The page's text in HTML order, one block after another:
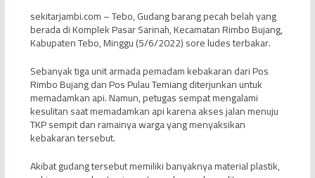
sekitarjambi.com – Tebo, Gudang barang pecah belah yang
berada di Komplek Pasar Sarinah, Kecamatan Rimbo Bujang,
Kabupaten Tebo, Minggu (5/6/2022) sore ludes terbakar.
Sebanyak tiga unit armada pemadam kebakaran dari Pos
Rimbo Bujang dan Pos Pulau Temiang diterjunkan untuk
memadamkan api. Namun, petugas sempat mengalami
kesulitan saat memadamkan api karena akses jalan menuju
TKP sempit dan ramainya warga yang menyaksikan
kebakaran tersebut.
Akibat gudang tersebut memiliki banyaknya material plastik,